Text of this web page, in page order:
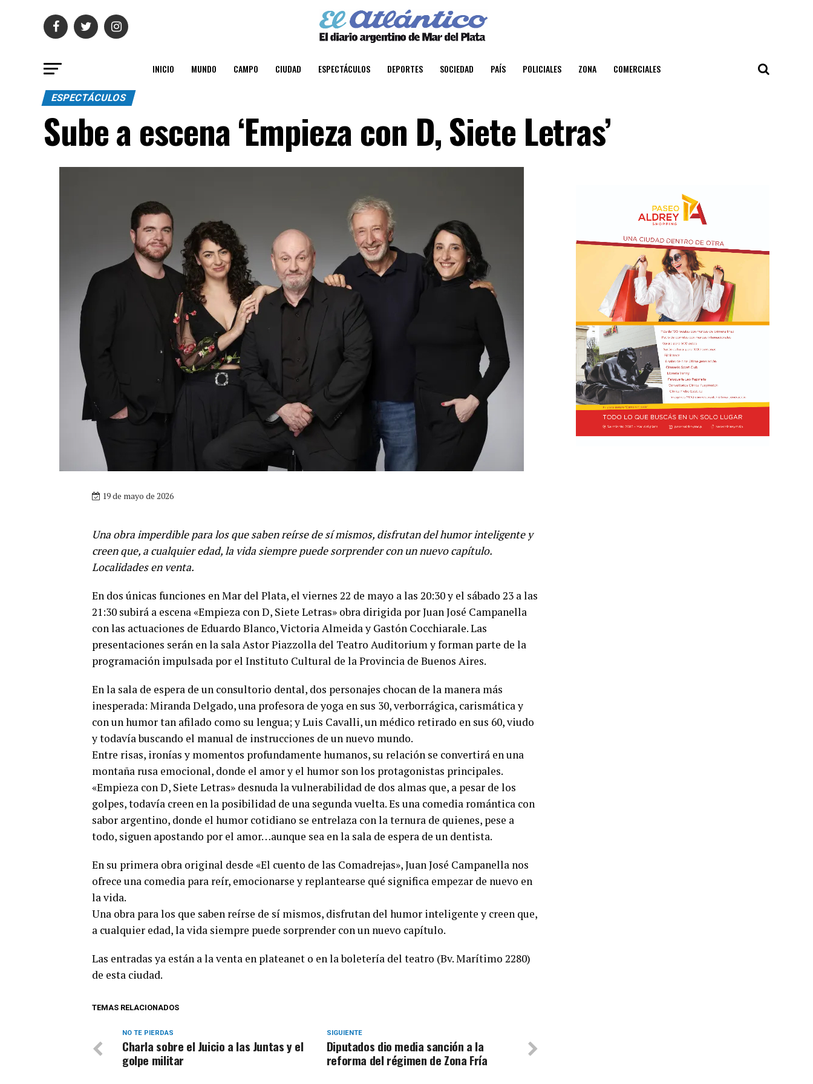
INICIO MUNDO CAMPO CIUDAD ESPECTÁCULOS DEPORTES SOCIEDAD PAÍS POLICIALES ZONA COMERCIALES
ESPECTÁCULOS
Sube a escena ‘Empieza con D, Siete Letras’
19 de mayo de 2026
Una obra imperdible para los que saben reírse de sí mismos, disfrutan del humor inteligente y
creen que, a cualquier edad, la vida siempre puede sorprender con un nuevo capítulo.
Localidades en venta.
En dos únicas funciones en Mar del Plata, el viernes 22 de mayo a las 20:30 y el sábado 23 a las
21:30 subirá a escena «Empieza con D, Siete Letras» obra dirigida por Juan José Campanella
con las actuaciones de Eduardo Blanco, Victoria Almeida y Gastón Cocchiarale. Las
presentaciones serán en la sala Astor Piazzolla del Teatro Auditorium y forman parte de la
programación impulsada por el Instituto Cultural de la Provincia de Buenos Aires.
En la sala de espera de un consultorio dental, dos personajes chocan de la manera más
inesperada: Miranda Delgado, una profesora de yoga en sus 30, verborrágica, carismática y
con un humor tan afilado como su lengua; y Luis Cavalli, un médico retirado en sus 60, viudo
y todavía buscando el manual de instrucciones de un nuevo mundo.
Entre risas, ironías y momentos profundamente humanos, su relación se convertirá en una
montaña rusa emocional, donde el amor y el humor son los protagonistas principales.
«Empieza con D, Siete Letras» desnuda la vulnerabilidad de dos almas que, a pesar de los
golpes, todavía creen en la posibilidad de una segunda vuelta. Es una comedia romántica con
sabor argentino, donde el humor cotidiano se entrelaza con la ternura de quienes, pese a
todo, siguen apostando por el amor…aunque sea en la sala de espera de un dentista.
En su primera obra original desde «El cuento de las Comadrejas», Juan José Campanella nos
ofrece una comedia para reír, emocionarse y replantearse qué significa empezar de nuevo en
la vida.
Una obra para los que saben reírse de sí mismos, disfrutan del humor inteligente y creen que,
a cualquier edad, la vida siempre puede sorprender con un nuevo capítulo.
Las entradas ya están a la venta en plateanet o en la boletería del teatro (Bv. Marítimo 2280)
de esta ciudad.
TEMAS RELACIONADOS
SIGUIENTE
Diputados dio media sanción a la
reforma del régimen de Zona Fría
NO TE PIERDAS
Charla sobre el Juicio a las Juntas y el
golpe militar